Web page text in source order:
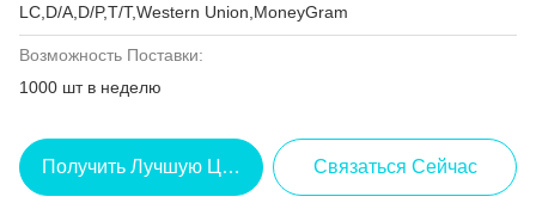
LC,D/A,D/P,T/T,Western Union,MoneyGram
Возможность Поставки:
1000 шт в неделю
Получить Лучшую Цену Связаться Сейчас